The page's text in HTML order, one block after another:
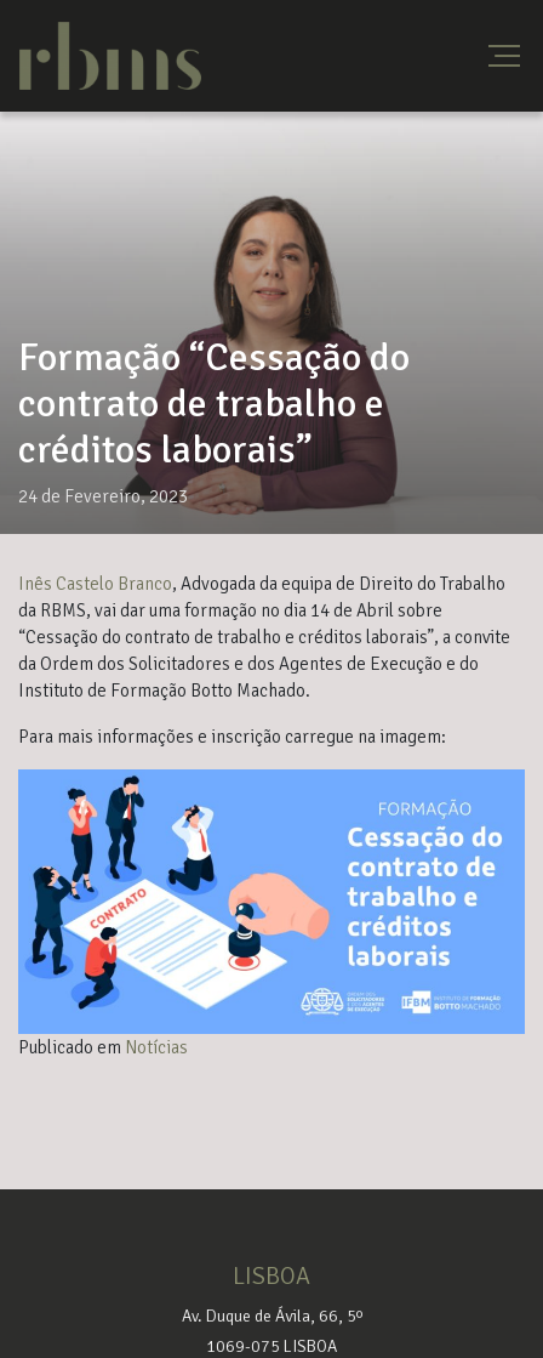
Formação “Cessação do
contrato de trabalho e
créditos laborais”
24 de Fevereiro, 2023
Inês Castelo Branco, Advogada da equipa de Direito do Trabalho
da RBMS, vai dar uma formação no dia 14 de Abril sobre
“Cessação do contrato de trabalho e créditos laborais”, a convite
da Ordem dos Solicitadores e dos Agentes de Execução e do
Instituto de Formação Botto Machado.
Para mais informações e inscrição carregue na imagem:
Publicado em Notícias
LISBOA
Av. Duque de Ávila, 66, 5º
1069-075 LISBOA